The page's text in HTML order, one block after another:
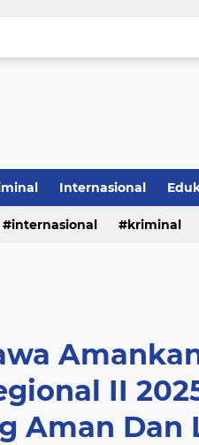
Internasional
internasional kriminal
II
Aman Dan